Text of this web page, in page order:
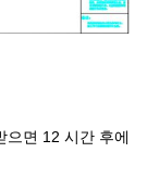
으면 12 시간 후에